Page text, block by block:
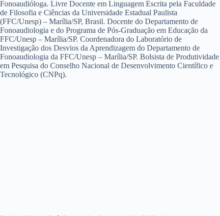
Fonoaudióloga. Livre Docente em Linguagem Escrita pela Faculdade
de Filosofia e Ciências da Universidade Estadual Paulista
(FFC/Unesp) – Marília/SP, Brasil. Docente do Departamento de
Fonoaudiologia e do Programa de Pós-Graduação em Educação da
FFC/Unesp – Marília/SP. Coordenadora do Laboratório de
Investigação dos Desvios da Aprendizagem do Departamento de
Fonoaudiologia da FFC/Unesp – Marília/SP. Bolsista de Produtividade
em Pesquisa do Conselho Nacional de Desenvolvimento Científico e
Tecnológico (CNPq).